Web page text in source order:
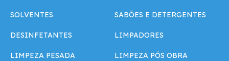
SOLVENTES SABÕES E DETERGENTES
DESINFETANTES LIMPADORES
LIMPEZA PESADA LIMPEZA PÓS OBRA